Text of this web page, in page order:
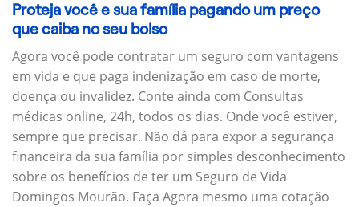
Proteja você e sua família pagando um preço
que caiba no seu bolso
Agora você pode contratar um seguro com vantagens
em vida e que paga indenização em caso de morte,
doença ou invalidez. Conte ainda com Consultas
médicas online, 24h, todos os dias. Onde você estiver,
sempre que precisar. Não dá para expor a segurança
financeira da sua família por simples desconhecimento
sobre os benefícios de ter um Seguro de Vida
Domingos Mourão. Faça Agora mesmo uma cotação